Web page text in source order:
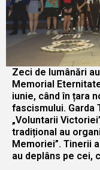
Zeci de lumânări
Memorial
iunie, când în țara
fascismului. Garda
„Voluntarii
tradițional au
Memoriei”. Tinerii
au deplâns pe cei,